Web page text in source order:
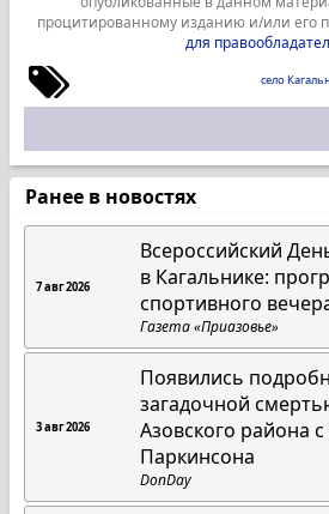
процитированному изданию и/или его
для
село
Ранее в новостях
7 авг 2026
Всероссийский
в Кагальнике:
спортивного
Газета «Приазовье»
3 авг 2026
Появились
загадочной
Азовского района
Паркинсона
DonDay